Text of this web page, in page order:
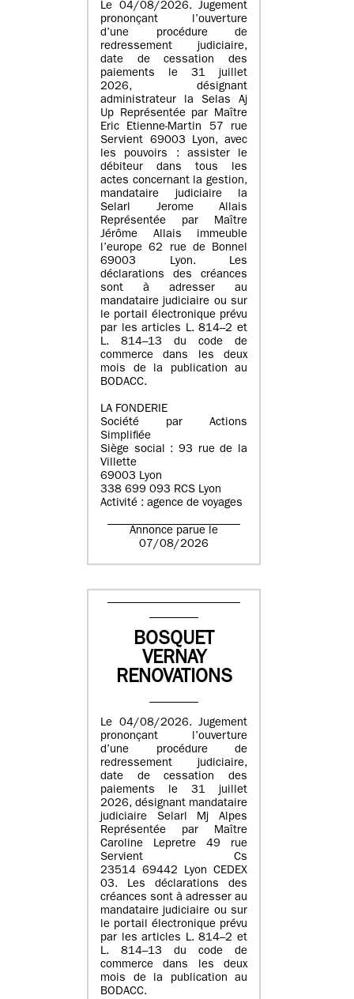
Le 04/08/2026. Jugement
prononçant l’ouverture
d’une procédure de
redressement judiciaire,
date de cessation des
paiements le 31 juillet
2026, désignant
administrateur la Selas Aj
Up Représentée par Maître
Eric Etienne-Martin 57 rue
Servient 69003 Lyon, avec
les pouvoirs : assister le
débiteur dans tous les
actes concernant la gestion,
mandataire judiciaire la
Selarl Jerome Allais
Représentée par Maître
Jérôme Allais immeuble
l’europe 62 rue de Bonnel
69003 Lyon. Les
déclarations des créances
sont à adresser au
mandataire judiciaire ou sur
le portail électronique prévu
par les articles L. 814–2 et
L. 814–13 du code de
commerce dans les deux
mois de la publication au
BODACC.
LA FONDERIE
Société par Actions
Simplifiée
Siège social : 93 rue de la
Villette
69003 Lyon
338 699 093 RCS Lyon
Activité : agence de voyages
Annonce parue le
07/08/2026
BOSQUET
VERNAY
RENOVATIONS
Le 04/08/2026. Jugement
prononçant l’ouverture
d’une procédure de
redressement judiciaire,
date de cessation des
paiements le 31 juillet
2026, désignant mandataire
judiciaire Selarl Mj Alpes
Représentée par Maître
Caroline Lepretre 49 rue
Servient Cs
23514 69442 Lyon CEDEX
03. Les déclarations des
créances sont à adresser au
mandataire judiciaire ou sur
le portail électronique prévu
par les articles L. 814–2 et
L. 814–13 du code de
commerce dans les deux
mois de la publication au
BODACC.